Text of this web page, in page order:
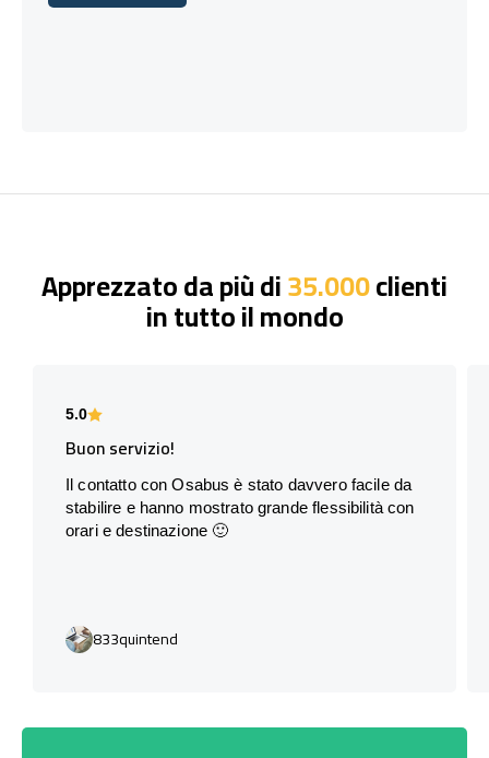
Apprezzato da più di35.000clienti
in tutto il mondo
5.0
Buon servizio!
Il contatto con Osabus è stato davvero facile da
stabilire e hanno mostrato grande flessibilità con
orari e destinazione 🙂
833quintend